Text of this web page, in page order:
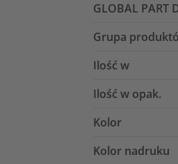
GLOBAL PART
Grupa
Ilość w
Ilość w opak.
Kolor
Kolor nadruku